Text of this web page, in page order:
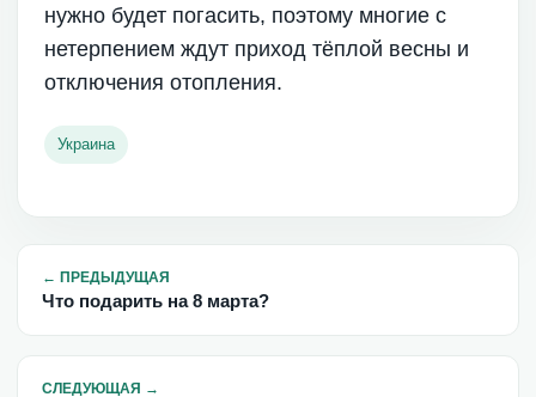
нужно будет погасить, поэтому многие с
нетерпением ждут приход тёплой весны и
отключения отопления.
Украина
← ПРЕДЫДУЩАЯ
Что подарить на 8 марта?
СЛЕДУЮЩАЯ →